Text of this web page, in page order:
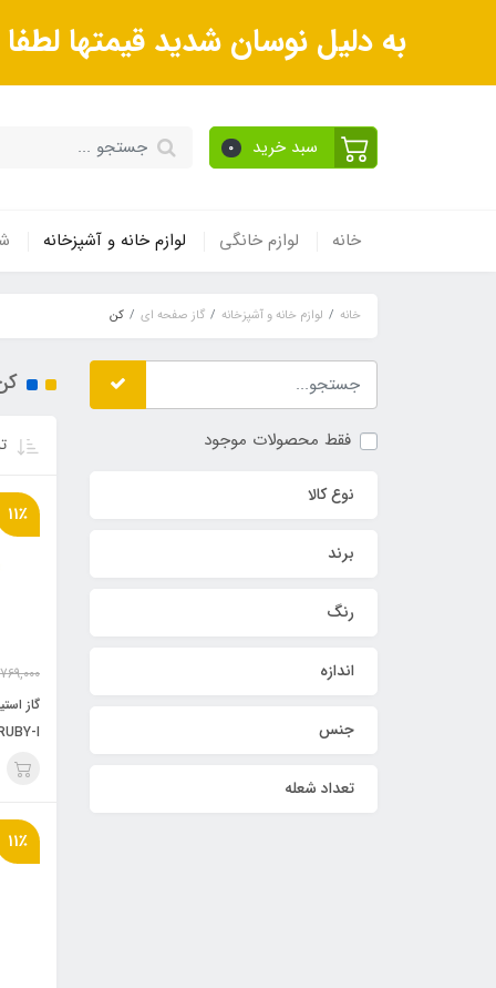
به دلیل نوسان شدید قیمتها
سبد خرید 0
خانه لوازم خانگی لوازم خانه و آشپزخانه
خانه لوازم خانه و آشپزخانه گاز صفحه ای کن
فقط محصولات موجود
نوع کالا
برند
رنگ
اندازه
جنس
تعداد شعله
11٪
گاز
I
11٪